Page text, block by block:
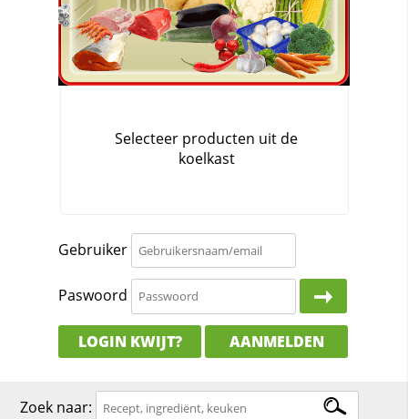
Gebruiker
Paswoord
LOGIN KWIJT? AANMELDEN
Zoek naar: